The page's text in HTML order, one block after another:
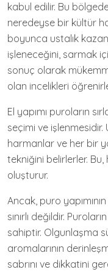
kabul edilir. Bu
neredeyse bir kültür
boyunca ustalık
işleneceğini, sarmak
sonuç olarak
olan incelikleri
El yapımı puroların
seçimi ve
harmanlar ve her bir
tekniğini belirlerler.
oluşturur.
Ancak, puro
sınırlı değildir.
sahiptir. Olgunlaşma
aromalarının
sabrını ve dikkatini